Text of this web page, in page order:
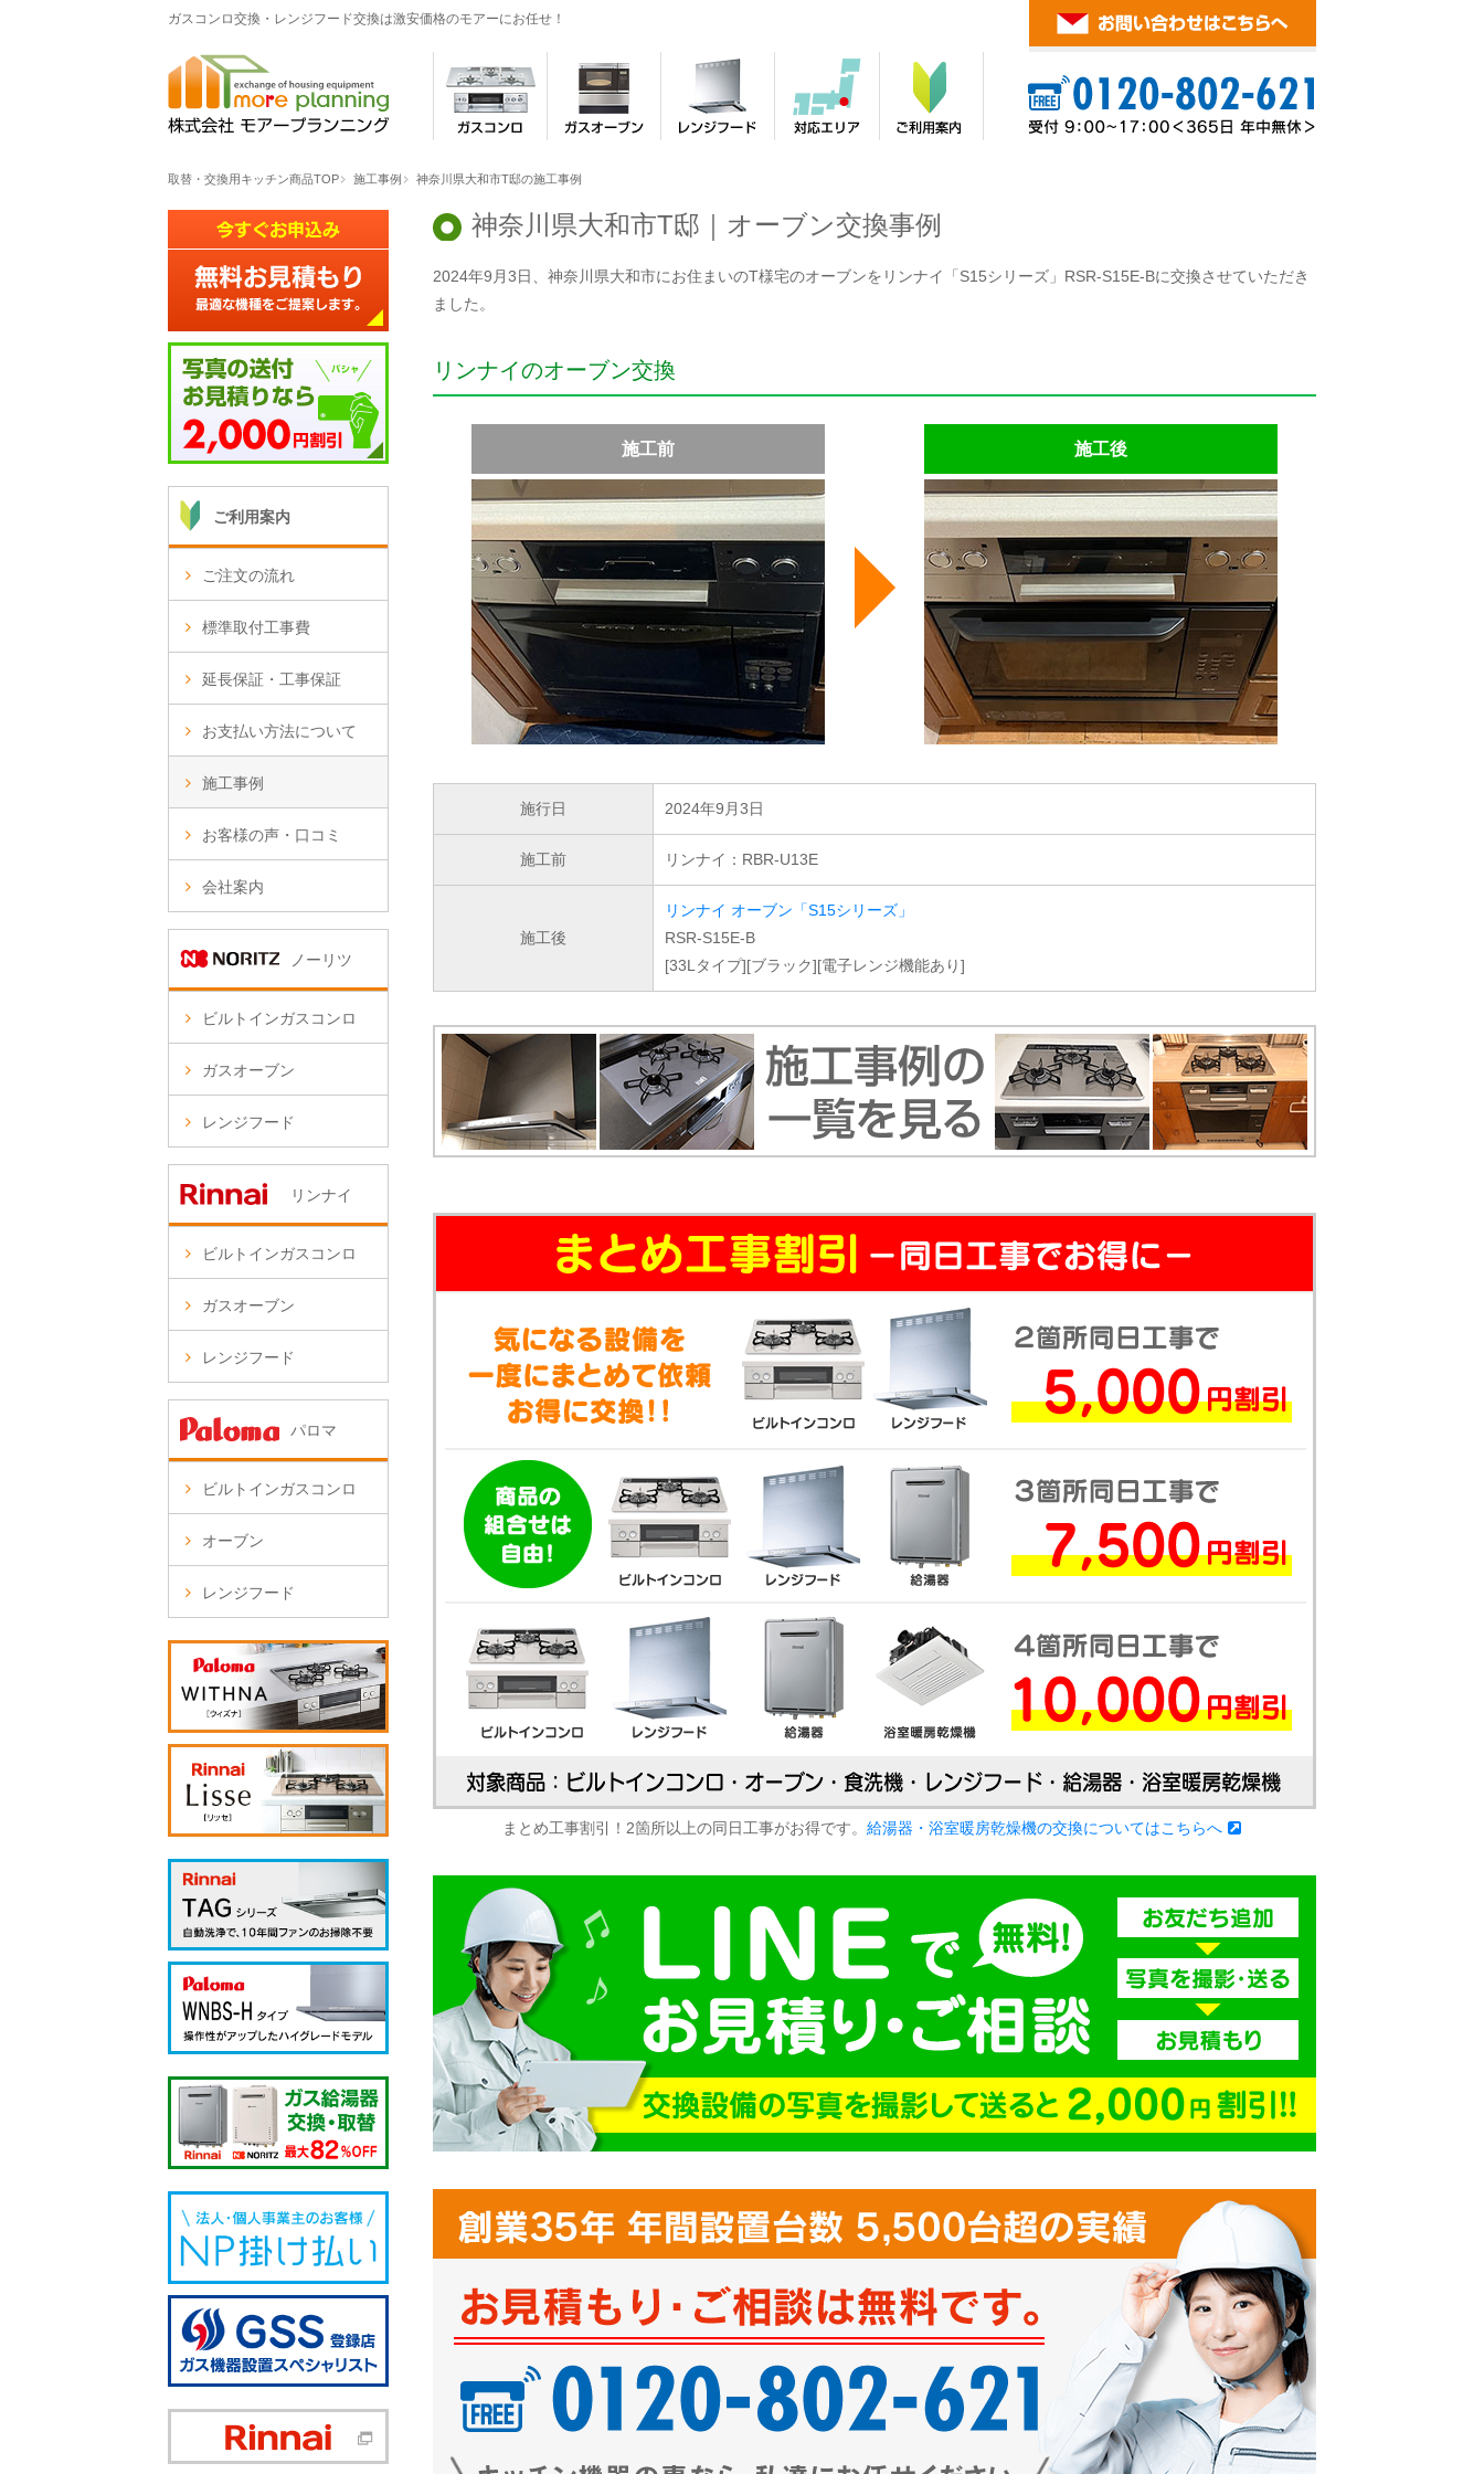
ガスコンロ交換・レンジフード交換は激安価格のモアーにお任せ！
取替・交換用キッチン商品TOP 施工事例 神奈川県大和市T邸の施工事例
神奈川県大和市T邸｜オーブン交換事例
2024年9月3日、神奈川県大和市にお住まいのT様宅のオーブンをリンナイ「S15シリーズ」RSR-S15E-Bに交換させていただき
ました。
リンナイのオーブン交換
施工前 施工後
施行日 2024年9月3日
施工前 リンナイ：RBR-U13E
施工後
リンナイ オーブン「S15シリーズ」
RSR-S15E-B
[33Lタイプ][ブラック][電子レンジ機能あり]
まとめ工事割引！2箇所以上の同日工事がお得です。 給湯器・浴室暖房乾燥機の交換についてはこちらへ
ご利用案内
ご注文の流れ
標準取付工事費
延長保証・工事保証
お支払い方法について
施工事例
お客様の声・口コミ
会社案内
ノーリツ
ビルトインガスコンロ
ガスオーブン
レンジフード
リンナイ
ビルトインガスコンロ
ガスオーブン
レンジフード
パロマ
ビルトインガスコンロ
オーブン
レンジフード